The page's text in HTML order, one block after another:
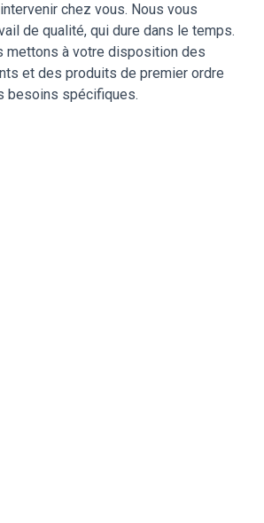
chez vous. Nous vous
de qualité, qui dure dans le temps.
mettons à votre disposition des
et des produits de premier ordre
besoins spécifiques.